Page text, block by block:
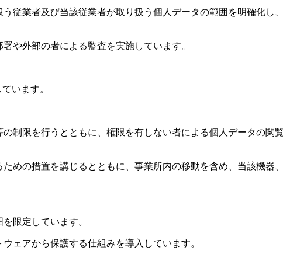
従業者及び当該従業者が取り扱う個人データの範囲を明確化し
や外部の者による監査を実施しています。
います。
制限を行うとともに、権限を有しない者による個人データの閲
めの措置を講じるとともに、事業所内の移動を含め、当該機器
限定しています。
ェアから保護する仕組みを導入しています。